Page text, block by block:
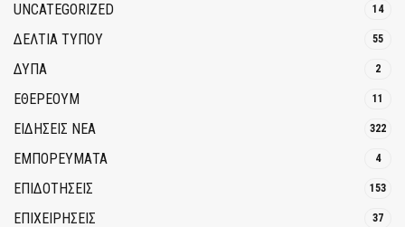
UNCATEGORIZED 14
ΔΕΛΤΙΑ ΤΥΠΟΥ 55
ΔΥΠΑ 2
ΕΘΈΡΕΟΥΜ 11
ΕΙΔΗΣΕΙΣ ΝΕΑ 322
ΕΜΠΟΡΕΥΜΑΤΑ 4
ΕΠΙΔΟΤΗΣΕΙΣ 153
ΕΠΙΧΕΙΡΗΣΕΙΣ 37